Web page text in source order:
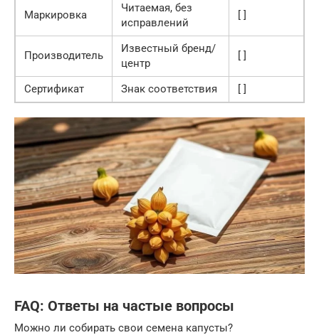
Маркировка
Читаемая, без
исправлений
[ ]
Производитель
Известный бренд/
центр
[ ]
Сертификат Знак соответствия [ ]
FAQ: Ответы на частые вопросы
Можно ли собирать свои семена капусты?